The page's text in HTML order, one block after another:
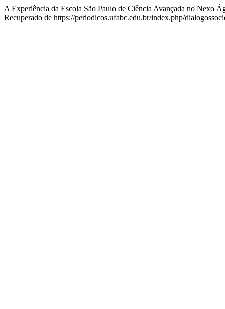
A Experiência da Escola São Paulo de Ciência Avançada no Nexo
Recuperado de https://periodicos.ufabc.edu.br/index.php/